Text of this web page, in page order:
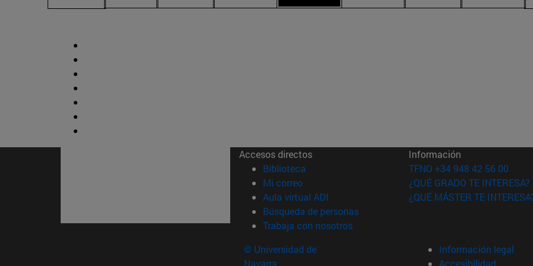
Accesos directos
Biblioteca (abre en nueva ventana)
Mi correo(abre en nueva ventana)
Aula virtual ADI (abre en nueva ventana)
Búsqueda de personas(abre en nueva ventana)
Trabaja con nosotros(abre en nueva ventana)
Información
TFNO +34 948 42 56 00
¿QUÉ GRADO TE INTERESA?
¿QUÉ MÁSTER TE
© Universidad de
Navarra
Información legal
Accesibilidad